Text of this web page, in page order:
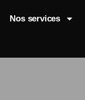
Nos services